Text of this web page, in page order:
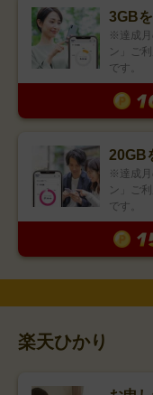
3GB
※達成月
ン」ご
です。
20GB
※達成月
ン」ご
です。
楽天ひかり